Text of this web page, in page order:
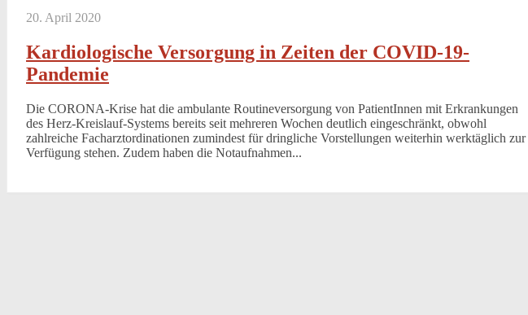
20. April 2020
Kardiologische Versorgung in Zeiten der COVID-19-
Pandemie
Die CORONA-Krise hat die ambulante Routineversorgung von PatientInnen mit Erkrankungen
des Herz-Kreislauf-Systems bereits seit mehreren Wochen deutlich eingeschränkt, obwohl
zahlreiche Facharztordinationen zumindest für dringliche Vorstellungen weiterhin werktäglich zur
Verfügung stehen. Zudem haben die Notaufnahmen...